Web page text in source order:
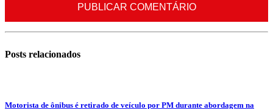
Posts relacionados
Motorista de ônibus é retirado de veículo por PM durante abordagem na